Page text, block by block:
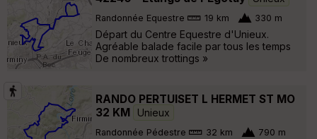
Randonnée Equestre 19 km 330 m
Départ du Centre Equestre d'Unieux.
Agréable balade facile par tous les temps
De nombreux trottings »
RANDO PERTUISET L HERMET ST MO
32 KM
Unieux
Randonnée Pédestre 32 km 790 m